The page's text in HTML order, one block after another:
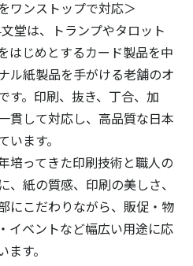
ワンストップで対応＞
堂は、トランプやタロット
はじめとするカード製品を中
ル紙製品を手がける老舗のオ
す。印刷、抜き、丁合、加
貫して対応し、高品質な日本
ます。
培ってきた印刷技術と職人の
、紙の質感、印刷の美しさ、
にこだわりながら、販促・物
イベントなど幅広い用途に応
す。